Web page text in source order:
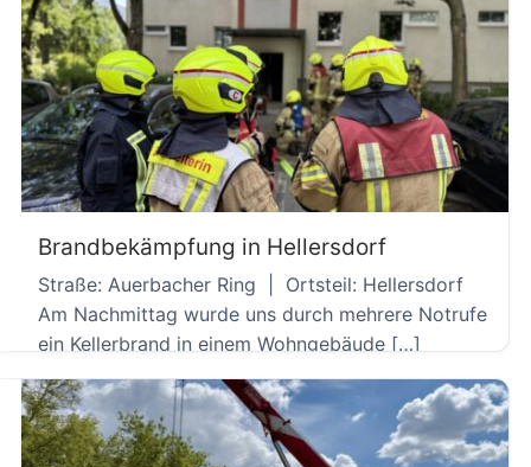
Brandbekämpfung in Hellersdorf
Straße: Auerbacher Ring | Ortsteil: Hellersdorf
Am Nachmittag wurde uns durch mehrere Notrufe
ein Kellerbrand in einem Wohngebäude […]